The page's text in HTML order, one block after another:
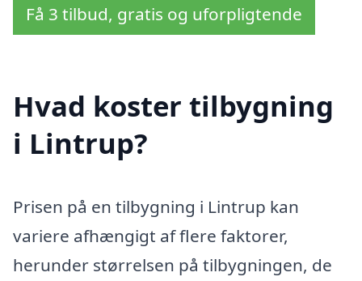
Få 3 tilbud, gratis og uforpligtende
Hvad koster tilbygning
i Lintrup?
Prisen på en tilbygning i Lintrup kan
variere afhængigt af flere faktorer,
herunder størrelsen på tilbygningen, de